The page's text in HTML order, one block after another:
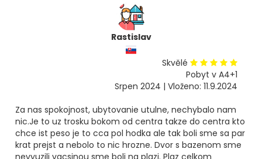
Rastislav
Skvělé
Pobyt v A4+1
Srpen 2024 | Vloženo: 11.9.2024
Za nas spokojnost, ubytovanie utulne, nechybalo nam
nic.Je to uz trosku bokom od centra takze do centra kto
chce ist peso je to cca pol hodka ale tak boli sme sa par
krat prejst a nebolo to nic hrozne. Dvor s bazenom sme